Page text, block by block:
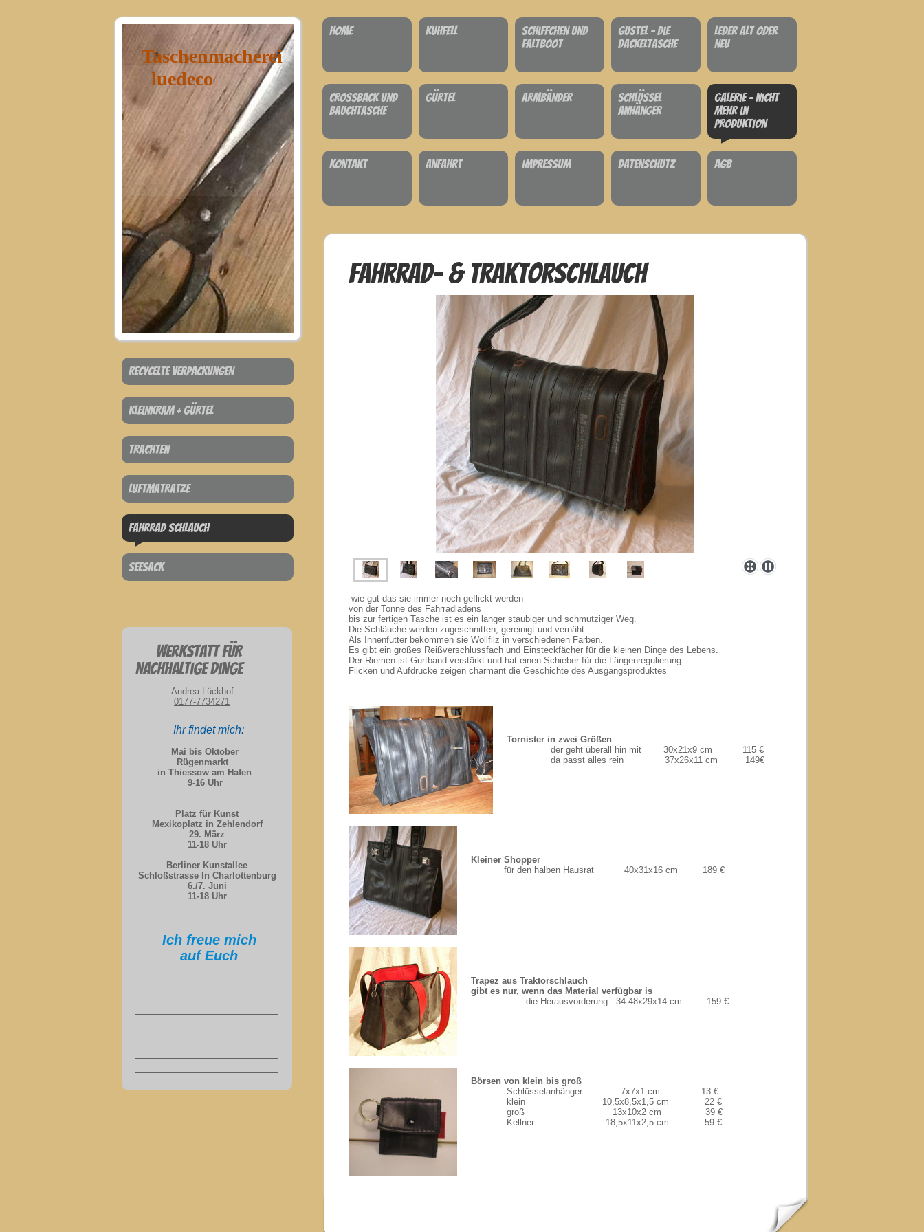
Taschenmacherei
luedeco
Recycelte Verpackungen
Kleinkram + Gürtel
Trachten
Luftmatratze
Fahrrad schlauch
Seesack
Werkstatt für
nachhaltige Dinge
Andrea Lückhof
0177-7734271
Ihr findet mich:
Mai bis Oktober
Rügenmarkt
in Thiessow am Hafen
9-16 Uhr
Platz für Kunst
Mexikoplatz in Zehlendorf
29. März
11-18 Uhr
Berliner Kunstallee
Schloßstrasse ln Charlottenburg
6./7. Juni
11-18 Uhr
Ich freue mich
auf Euch
Home Kuhfell
Schiffchen und
Faltboot
Gustel - Die
Dackeltasche
Leder alt oder
neu
Crossback und
Bauchtasche
Gürtel Armbänder
Schlüssel
anhänger
Galerie - nicht
mehr in
Produktion
Kontakt Anfahrt Impressum Datenschutz AGB
Fahrrad- & Traktorschlauch
-wie gut das sie immer noch geflickt werden
von der Tonne des Fahrradladens
bis zur fertigen Tasche ist es ein langer staubiger und schmutziger Weg.
Die Schläuche werden zugeschnitten, gereinigt und vernäht.
Als Innenfutter bekommen sie Wollfilz in verschiedenen Farben.
Es gibt ein großes Reißverschlussfach und Einsteckfächer für die kleinen Dinge des Lebens.
Der Riemen ist Gurtband verstärkt und hat einen Schieber für die Längenregulierung.
Flicken und Aufdrucke zeigen charmant die Geschichte des Ausgangsproduktes
Tornister in zwei Größen
der geht überall hin mit 30x21x9 cm 115 €
da passt alles rein 37x26x11 cm 149€
Kleiner Shopper
für den halben Hausrat 40x31x16 cm 189 €
Trapez aus Traktorschlauch
gibt es nur, wenn das Material verfügbar is
die Herausvorderung 34-48x29x14 cm 159 €
Börsen von klein bis groß
Schlüsselanhänger 7x7x1 cm 13 €
klein 10,5x8,5x1,5 cm 22 €
groß 13x10x2 cm 39 €
Kellner 18,5x11x2,5 cm 59 €